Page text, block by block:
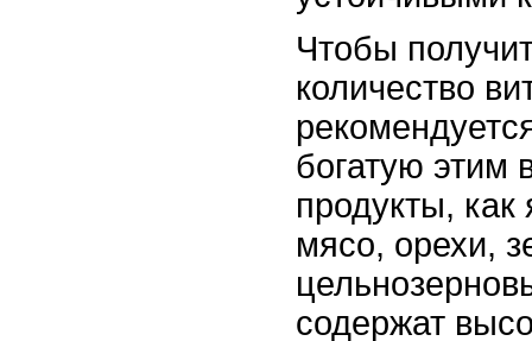
Чтобы
количество
богатую этим
продукты,
мясо, орехи,
содержат